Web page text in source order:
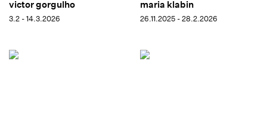
victor gorgulho
3.2 - 14.3.2026
maria klabin
26.11.2025 - 28.2.2026